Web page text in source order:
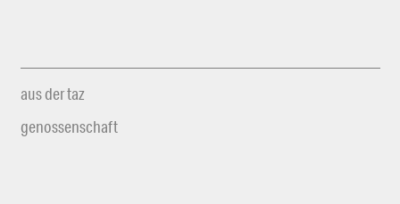
aus der taz
genossenschaft